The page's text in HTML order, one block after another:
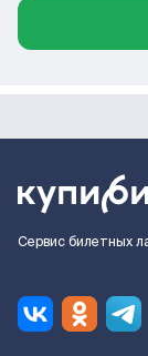
Сервис билетных